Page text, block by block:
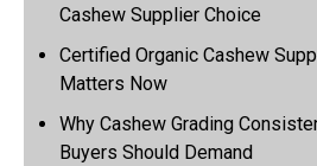
Cashew Supplier Choice
Certified Organic Cashew
Matters Now
Why Cashew Grading
Buyers Should Demand